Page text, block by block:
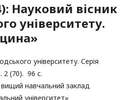
Науковий вісник
університету.
університету. Серія
2 (70). 96 с.
навчальний заклад
університет»